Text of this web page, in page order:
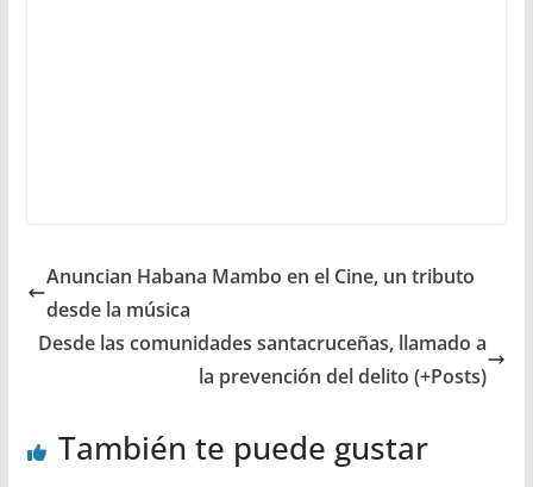
Anuncian Habana Mambo en el Cine, un tributo
desde la música
Desde las comunidades santacruceñas, llamado a
la prevención del delito (+Posts)
También te puede gustar